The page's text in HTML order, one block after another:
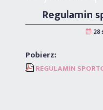
Regulamin
REGULAMIN